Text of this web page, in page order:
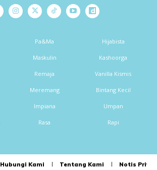
Pa&Ma
Maskulin
Remaja
Meremang
Impiana
Rasa
Hijabista
Kashoorga
Vanilla Kismis
Bintang Kecil
Umpan
Rapi
Hubungi Kami Tentang Kami Notis